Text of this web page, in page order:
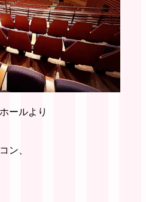
ールより
ン、